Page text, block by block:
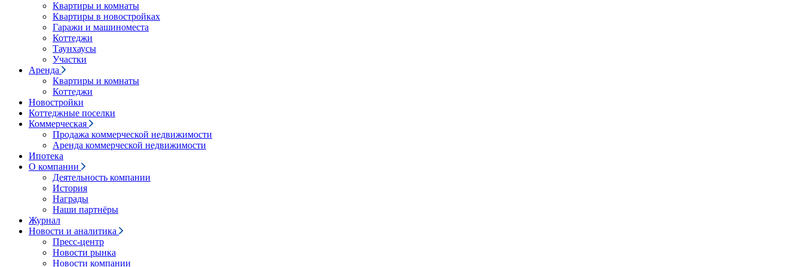
Квартиры и комнаты
Квартиры в новостройках
Гаражи и машиноместа
Коттеджи
Таунхаусы
Участки
Аренда
Квартиры и комнаты
Коттеджи
Новостройки
Коттеджные поселки
Коммерческая
Продажа коммерческой недвижимости
Аренда коммерческой недвижимости
Ипотека
О компании
Деятельность компании
История
Награды
Наши партнёры
Журнал
Новости и аналитика
Пресс-центр
Новости рынка
Новости компании